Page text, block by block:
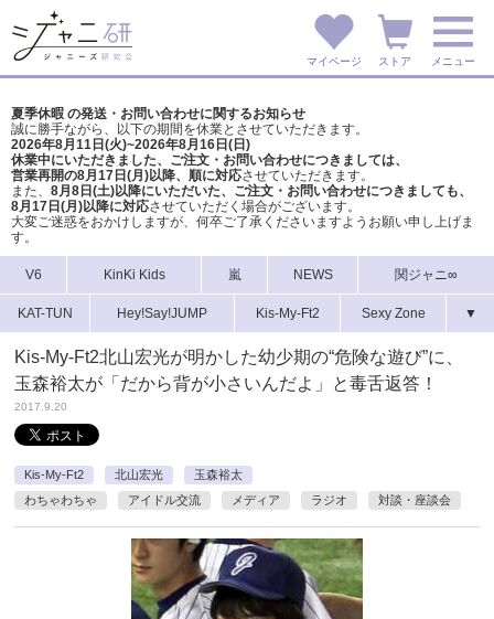
マイページ ストア メニュー
夏季休暇 の発送・お問い合わせに関するお知らせ
誠に勝手ながら、以下の期間を休業とさせていただきます。
2026年8月11日(火)~2026年8月16日(日)
休業中にいただきました、ご注文・お問い合わせにつきましては、
営業再開の8月17日(月)以降、順に対応させていただきます。
また、 8月8日(土)以降にいただいた、ご注文・ お問い合わせにつきましても、
8月17日(月)以降に対応させていただく場合がございます。
大変ご迷惑をおかけしますが、 何卒ご了承くださいますようお願い申し上げま
す。
V6 KinKi Kids 嵐 NEWS 関ジャニ∞
KAT-TUN Hey!Say!JUMP Kis-My-Ft2 Sexy Zone ▼
Kis-My-Ft2北山宏光が明かした幼少期の“危険な遊び”に、
玉森裕太が「だから背が小さいんだよ」と毒舌返答！
2017.9.20
Kis-My-Ft2 北山宏光
玉森裕太
わちゃわちゃ
アイドル交流 メディア ラジオ 対談・座談会